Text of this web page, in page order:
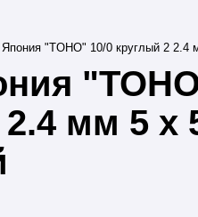
Япония "TOHO" 10/0 круглый 2
2.4 мм 5 х